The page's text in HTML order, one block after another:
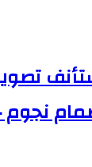
نجوم